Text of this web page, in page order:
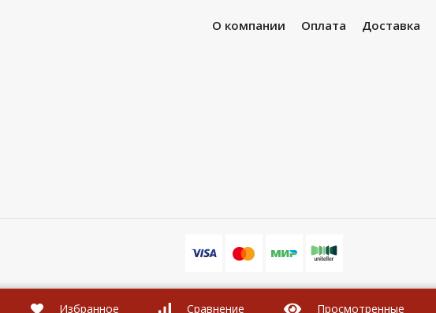
О компании Оплата Доставка
Избранное Сравнение Просмотренные